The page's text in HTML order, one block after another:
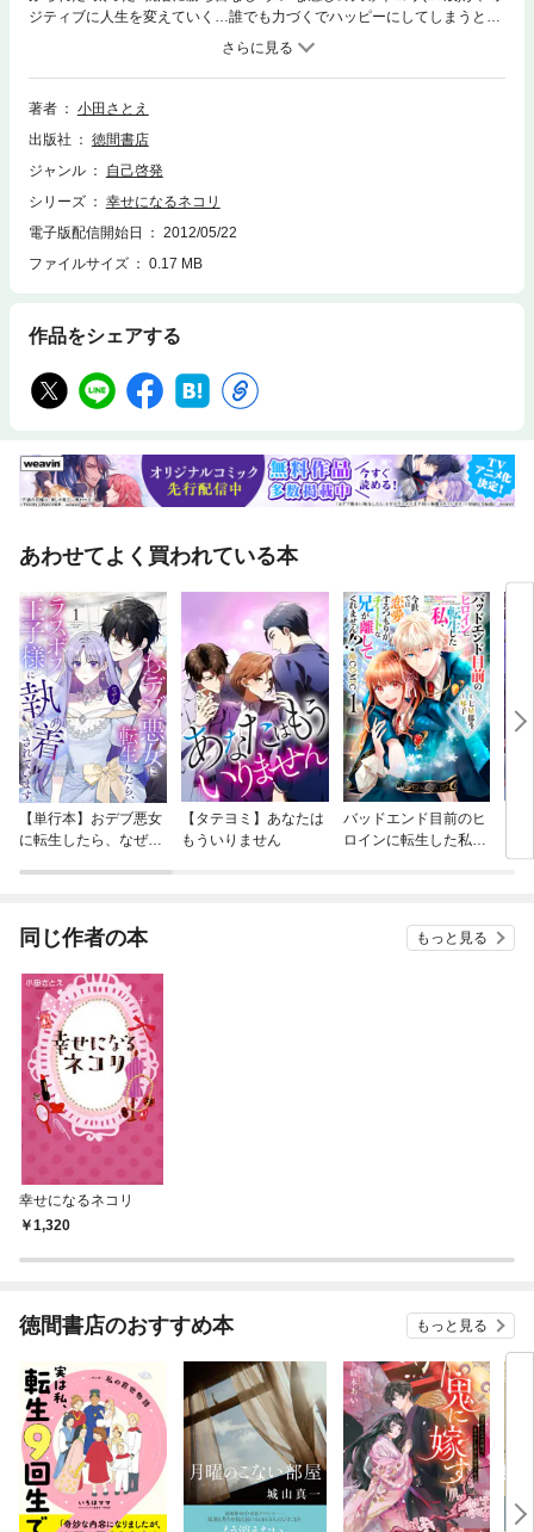
ジティブに人生を変えていく…誰でも力づくでハッピーにしてしまうとい
う、最強アミューズメントパークにぶちこまれた! 笑いながら読んでいく
うちに、普通に幸せになれる! 自動的にあなたの人生が変わる、効果300%
のストーリー!※巻末ページのリンク先にはジャンプ出来ませんのでご了承
下さい。
著者
小田さとえ
出版社
徳間書店
ジャンル
自己啓発
シリーズ
幸せになるネコリ
電子版配信開始日
2012/05/22
ファイルサイズ
0.17 MB
作品をシェアする
あわせてよく買われている本
【単行本】おデブ悪女
に転生したら、なぜか
【タテヨミ】あなたは
もういりません
バッドエンド目前のヒ
ロインに転生した私、
同じ作者の本 もっと見る
幸せになるネコリ
1,320
徳間書店のおすすめ本 もっと見る